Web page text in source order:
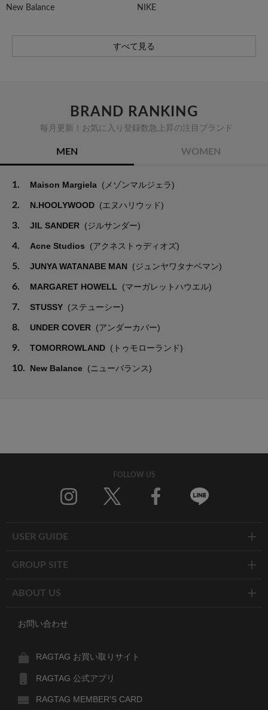
New Balance NIKE
すべて見る
BRAND RANKING
毎月更新！お気に入り登録数急上昇の注目ブランド
MEN WOMEN
1. Maison Margiela (メゾンマルジェラ)
2. N.HOOLYWOOD (エヌハリウッド)
3. JIL SANDER (ジルサンダー)
4. Acne Studios (アクネストゥディオズ)
5. JUNYA WATANABE MAN (ジュンヤワタナベマン)
6. MARGARET HOWELL (マーガレットハウエル)
7. STUSSY (ステューシー)
8. UNDER COVER (アンダーカバー)
9. TOMORROWLAND (トゥモローランド)
10. New Balance (ニューバランス)
FOLLOW US
USER GUIDE
GROUP SITE
ABOUT US
お問い合わせ
RAGTAG お買い取りサイト
RAGTAG 公式アプリ
RAGTAG MEMBER'S CARD